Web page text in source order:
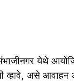
येथे
व्हावे, असे